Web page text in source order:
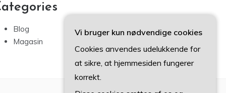
Blog
Magasin
Vi bruger kun nødvendige cookies
Cookies anvendes udelukkende for
at sikre, at hjemmesiden fungerer
korrekt.